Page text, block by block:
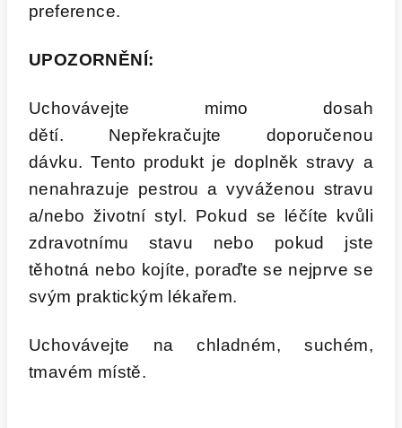
preference.
UPOZORNĚNÍ:
Uchovávejte mimo dosah
dětí. Nepřekračujte doporučenou
dávku. Tento produkt je doplněk stravy a
nenahrazuje pestrou a vyváženou stravu
a/nebo životní styl. Pokud se léčíte kvůli
zdravotnímu stavu nebo pokud jste
těhotná nebo kojíte, poraďte se nejprve se
svým praktickým lékařem.
Uchovávejte na chladném, suchém,
tmavém místě.